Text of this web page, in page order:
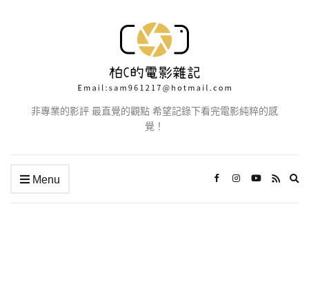
非專業的影評 最直覺的觀點 希望記錄下看完電影純粹的感
覺！
Menu